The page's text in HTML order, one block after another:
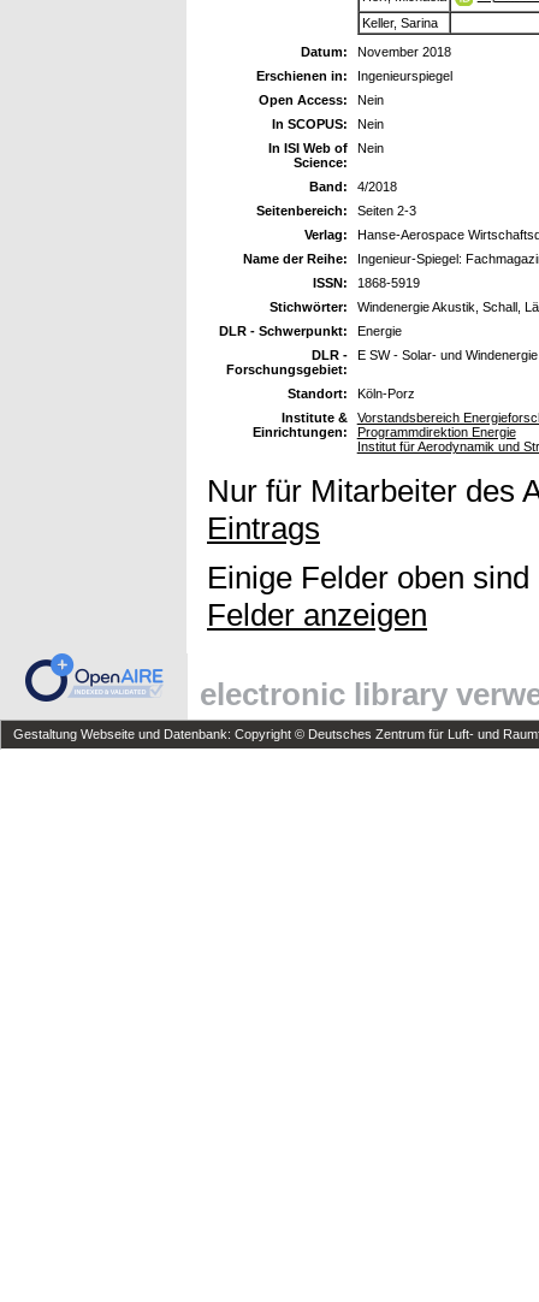
Keller, Sarina
Datum:
November 2018
Erschienen in:
Ingenieurspiegel
Open Access:
Nein
In SCOPUS:
Nein
In ISI Web of
Science:
Nein
Band:
4/2018
Seitenbereich:
Seiten 2-3
Verlag:
Hanse-Aerospace
Name der Reihe:
Ingenieur-Spiegel:
ISSN:
1868-5919
Stichwörter:
Windenergie Akustik, Schall,
DLR - Schwerpunkt:
Energie
DLR -
Forschungsgebiet:
E SW - Solar- und Windenergie
Standort:
Köln-Porz
Institute &
Einrichtungen:
Vorstandsbereich
Programmdirektion Energie
Institut für Aerodynamik und
Nur für Mitarbeiter des
Eintrags
Einige Felder oben
Felder anzeigen
electronic library
Gestaltung Webseite und Datenbank: Copyright © Deutsches Zentrum für Luft- und